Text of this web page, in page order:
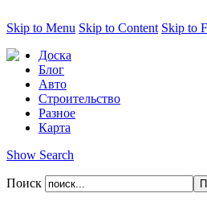
Skip to Menu Skip to Content Skip to
Доска
Блог
Авто
Строительство
Разное
Карта
Show Search
Поиск